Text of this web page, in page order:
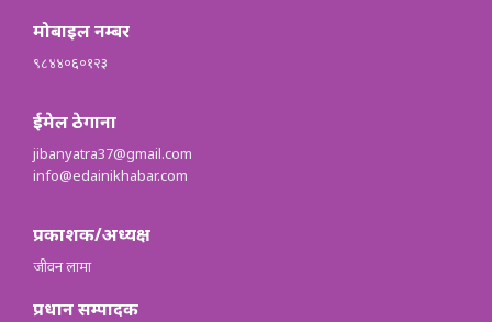
मोबाइल नम्बर
९८४४०६०१२३
ईमेल ठेगाना
jibanyatra37@gmail.com
info@edainikhabar.com
प्रकाशक/अध्यक्ष
जीवन लामा
प्रधान सम्पादक